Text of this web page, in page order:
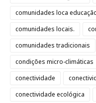
comunidades loca
comunidades locais.
comunidades tradicionais
condições micro-climáticas
conectividade
conectividade ecológica